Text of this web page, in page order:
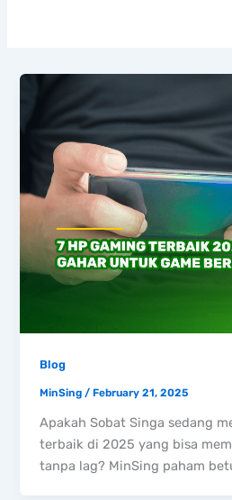
Blog
MinSing /February 21, 2025
Apakah Sobat Singa sedang
terbaik di 2025 yang bisa
tanpa lag? MinSing paham